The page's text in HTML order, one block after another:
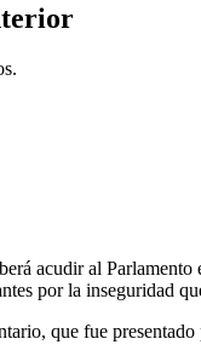
acudir al Parlamento
por la inseguridad
que fue